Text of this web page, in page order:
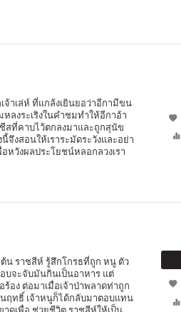
าเล่ห์ ที่แกล้งเยินยอว่าอีกามีขน
หลงระเริงในคำชมทำให้อีกาอ้า
ชีสที่คาบไว้ตกลงมาและถูกสุนัข
งสอนให้เราระมัดระวังและอย่า
หวังผลประโยชน์หลอกลวงเรา
น ราชสีห์ รู้สึกโกรธที่ถูก หนู ตัว
บจะจับมันกินเป็นอาหาร แต่
อง ต่อมาเมื่อเจ้าป่าพลาดท่าถูก
ฤทธิ์ เจ้าหนูก็ได้กลับมาตอบแทน